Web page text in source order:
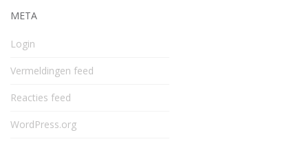
META
Login
Vermeldingen feed
Reacties feed
WordPress.org